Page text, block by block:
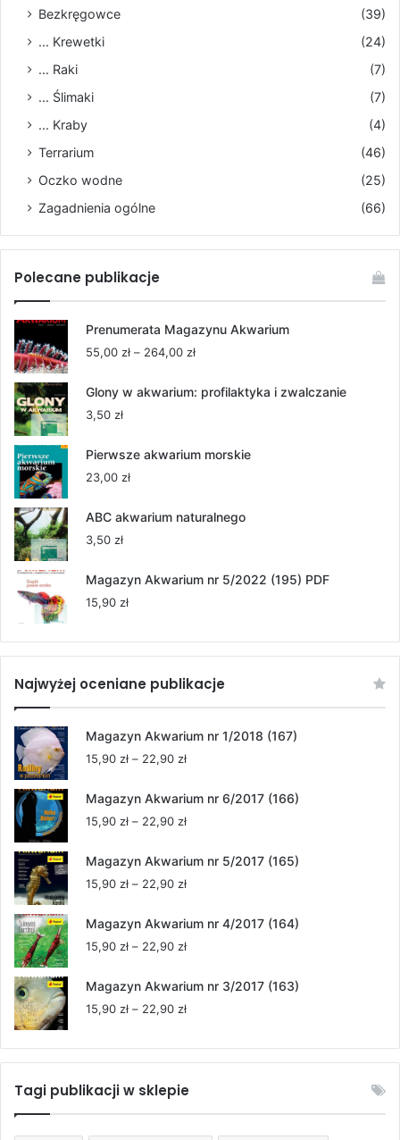
Bezkręgowce
(39)
... Krewetki
(24)
... Raki
(7)
... Ślimaki
(7)
... Kraby
(4)
Terrarium
(46)
Oczko wodne
(25)
Zagadnienia ogólne
(66)
Polecane publikacje
Prenumerata Magazynu Akwarium
55,00 zł – 264,00 złZakres
od
Glony w akwarium: profilaktyka i zwalczanie
3,50 zł
Pierwsze akwarium morskie
23,00 zł
ABC akwarium naturalnego
3,50 zł
Magazyn Akwarium nr 5/2022 (195) PDF
15,90 zł
Najwyżej oceniane publikacje
Magazyn Akwarium nr 1/2018 (167)
15,90 zł – 22,90 złZakres
od
Magazyn Akwarium nr 6/2017 (166)
15,90 zł – 22,90 złZakres
od
Magazyn Akwarium nr 5/2017 (165)
15,90 zł – 22,90 złZakres
od
Magazyn Akwarium nr 4/2017 (164)
15,90 zł – 22,90 złZakres
od
Magazyn Akwarium nr 3/2017 (163)
15,90 zł – 22,90 złZakres
od
15,90 zł
Tagi publikacji w sklepie